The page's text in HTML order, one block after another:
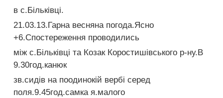
в с.Більківці.
21.03.13.Гарна весняна погода.Ясно
+6.Спостереження проводились
між с.Більківці та Козак Коростишівського р-ну.В
9.30год.канюк
зв.сидів на поодинокій вербі серед
поля.9.45год.самка я.малого